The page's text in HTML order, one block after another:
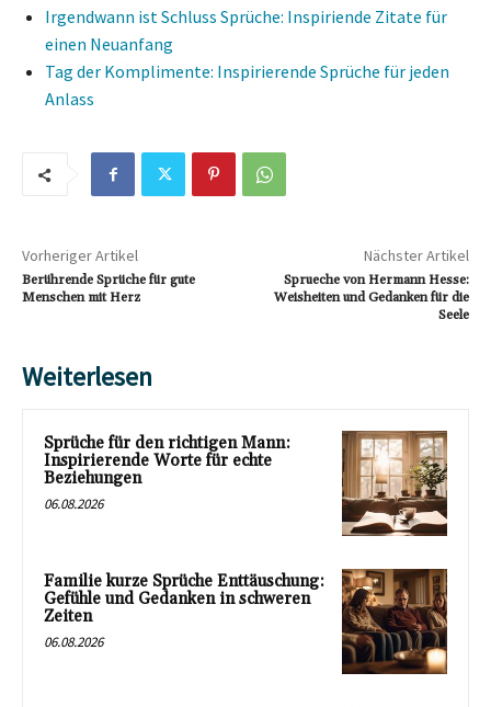
Irgendwann ist Schluss Sprüche: Inspiriende Zitate für
einen Neuanfang
Tag der Komplimente: Inspirierende Sprüche für jeden
Anlass
Vorheriger Artikel
Berührende Sprüche für gute
Menschen mit Herz
Nächster Artikel
Sprueche von Hermann Hesse:
Weisheiten und Gedanken für die
Seele
Weiterlesen
Sprüche für den richtigen Mann:
Inspirierende Worte für echte
Beziehungen
06.08.2026
Familie kurze Sprüche Enttäuschung:
Gefühle und Gedanken in schweren
Zeiten
06.08.2026